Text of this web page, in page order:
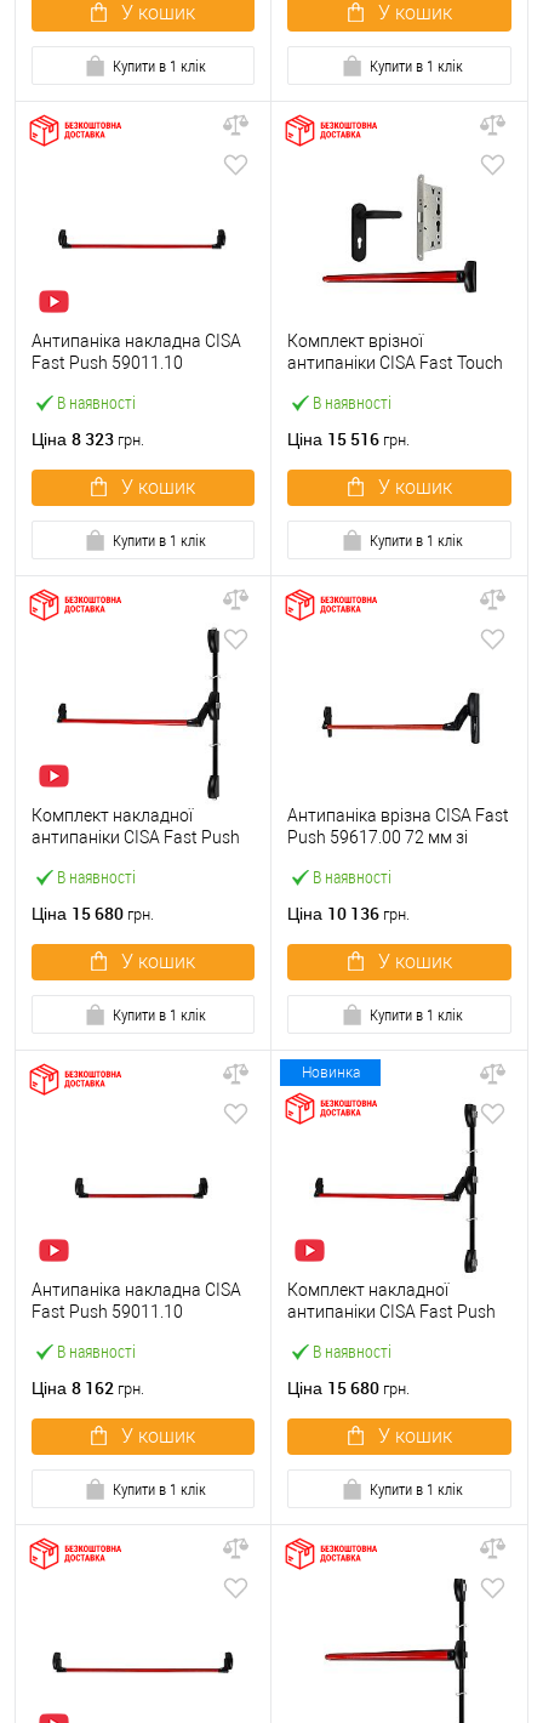
У кошик
Купити в 1 клік
У кошик
Купити в 1 клік
В наявності
Антипаніка накладна CISA
Fast Push 59011.10
штангою 1200 мм червона
Ціна 8 323 грн.
У кошик
Купити в 1 клік
В наявності
Комплект врізної
антипаніки CISA Fast Touch
із замком та ручкою
Ціна 15 516 грн.
У кошик
Купити в 1 клік
В наявності
Комплект накладної
антипаніки CISA Fast Push
точковий вверх-вниз
Ціна 15 680 грн.
У кошик
Купити в 1 клік
В наявності
Антипаніка врізна CISA Fast
Push 59617.00 72 мм зі
Ціна 10 136 грн.
У кошик
Купити в 1 клік
В наявності
Антипаніка накладна CISA
Fast Push 59011.10
штангою 900 мм червона
Ціна 8 162 грн.
У кошик
Купити в 1 клік
Новинка
В наявності
Комплект накладної
антипаніки CISA Fast Push
точковий вбік червона
Ціна 15 680 грн.
У кошик
Купити в 1 клік